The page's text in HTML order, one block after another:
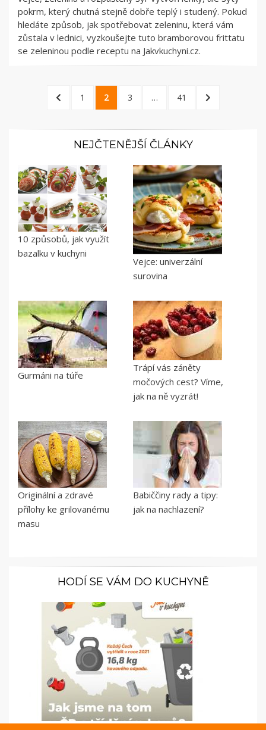
pokrm, který chutná stejně dobře teplý i studený. Pokud
hledáte způsob, jak spotřebovat zeleninu, která vám
zůstala v lednici, vyzkoušejte tuto bramborovou frittatu
se zeleninou podle receptu na Jakvkuchyni.cz.
Navigace
1 2 3 … 41
NEJČTENĚJŠÍ ČLÁNKY
10 způsobů, jak využít
bazalku v kuchyni
Vejce: univerzální
surovina
Gurmáni na túře
Trápí vás záněty
močových cest? Víme,
jak na ně vyzrát!
Originální a zdravé
přílohy ke grilovanému
masu
Babiččiny rady a tipy:
jak na nachlazení?
HODÍ SE VÁM DO KUCHYNĚ